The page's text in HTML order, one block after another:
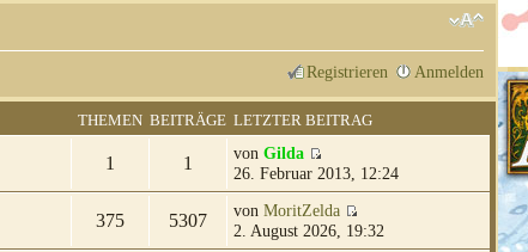
Registrieren Anmelden
THEMEN BEITRÄGE LETZTER BEITRAG
1 1 von Gilda
26. Februar 2013, 12:24
375 5307 von MoritZelda
2. August 2026, 19:32